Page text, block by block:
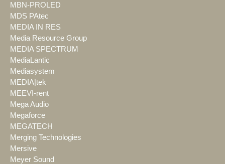
MBN-PROLED
MDS PAtec
MEDIA IN RES
Media Resource Group
MEDIA SPECTRUM
MediaLantic
Mediasystem
MEDIA|tek
MEEVI-rent
Mega Audio
Megaforce
MEGATECH
Merging Technologies
Mersive
Meyer Sound